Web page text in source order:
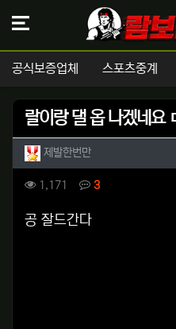
공식보증업체 스포츠중계
랄이랑 댈 옵 나겠네요
작성자 정보
제발한번만작성
컨텐츠 정보
1,171 조회 3댓글
본문
공 잘드간다